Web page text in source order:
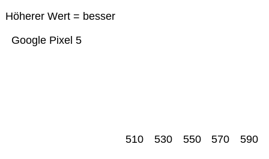
Höherer Wert = besser
Google Pixel 5
510 530 550 570 590